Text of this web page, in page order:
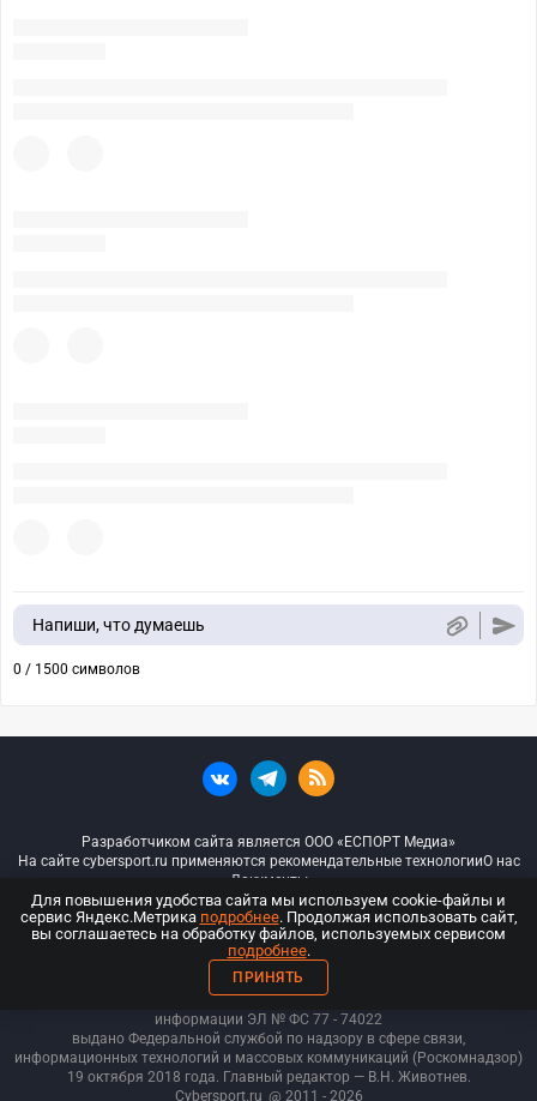
Напиши, что думаешь
0 / 1500 символов
Разработчиком сайта является ООО «ЕСПОРТ Медиа»
На сайте cybersport.ru применяются рекомендательные технологииО нас
Документы
© ООО «Киберспорт.ру» — Все права защищены
18+
ООО «Киберспорт.ру». Свидетельство о регистрации средств массовой
информации ЭЛ № ФС 77 - 74022
выдано Федеральной службой по надзору в сфере связи,
информационных технологий и массовых коммуникаций (Роскомнадзор)
19 октября 2018 года. Главный редактор — В.Н. Животнев.
Cybersport.ru @ 2011 - 2026
Для повышения удобства сайта мы используем cookie-файлы и
сервис Яндекс.Метрика подробнее. Продолжая использовать сайт,
вы соглашаетесь на обработку файлов, используемых сервисом
подробнее.
ПРИНЯТЬ